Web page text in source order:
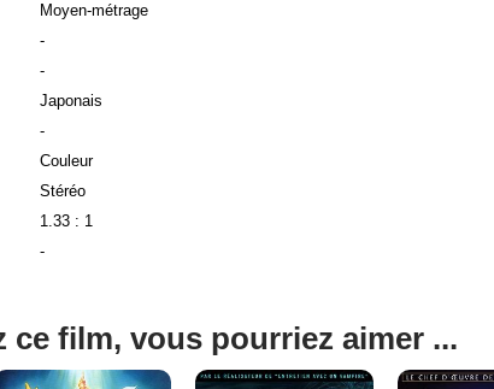
Moyen-métrage
-
-
Japonais
-
Couleur
Stéréo
1.33 : 1
-
ce film, vous pourriez aimer ...